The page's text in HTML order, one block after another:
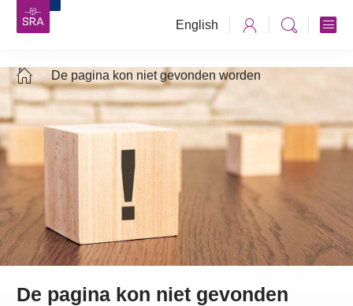
English
De pagina kon niet gevonden worden
De pagina kon niet gevonden